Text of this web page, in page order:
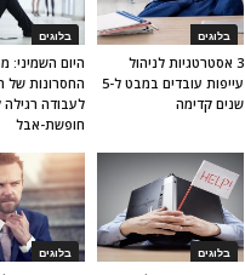
בלוגים
היום השמיני:
החסרונות של
חופשת-אבל
בלוגים
3 אסטרטגיות לניהול
עייפות עובדים במבט ל-5
שנים קדימה
בלוגים בלוגים